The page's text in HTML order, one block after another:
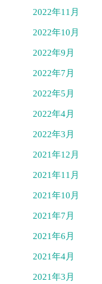
2022年11月
2022年10月
2022年9月
2022年7月
2022年5月
2022年4月
2022年3月
2021年12月
2021年11月
2021年10月
2021年7月
2021年6月
2021年4月
2021年3月